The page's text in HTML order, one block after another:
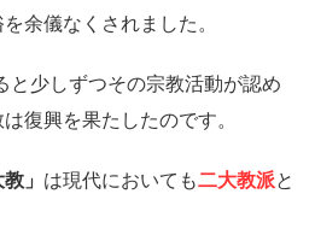
余儀なくされました。
と少しずつその宗教活動が認め
復興を果たしたのです。
」 は現代においても二大教派と